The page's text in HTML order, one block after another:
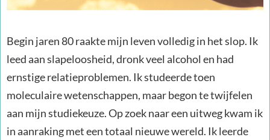
Begin jaren 80 raakte mijn leven volledig in het slop. Ik
leed aan slapeloosheid, dronk veel alcohol en had
ernstige relatieproblemen. Ik studeerde toen
moleculaire wetenschappen, maar begon te twijfelen
aan mijn studiekeuze. Op zoek naar een uitweg kwam ik
in aanraking met een totaal nieuwe wereld. Ik leerde